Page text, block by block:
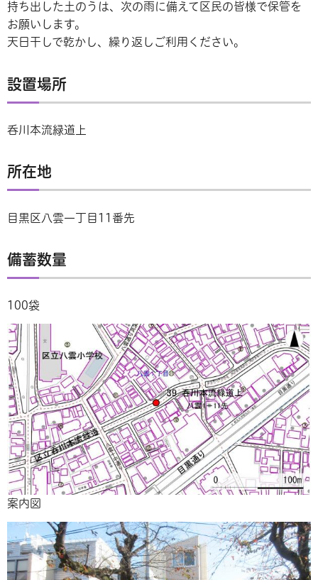
持ち出した土のうは、次の雨に備えて区民の皆様で保管を
お願いします。
天日干しで乾かし、繰り返しご利用ください。
設置場所
呑川本流緑道上
所在地
目黒区八雲一丁目11番先
備蓄数量
100袋
案内図